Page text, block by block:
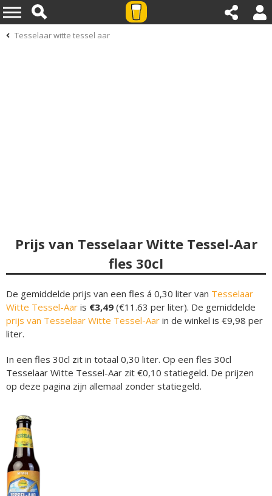
Tesselaar witte tessel aar
Prijs van Tesselaar Witte Tessel-Aar
fles 30cl
De gemiddelde prijs van een fles á 0,30 liter van Tesselaar
Witte Tessel-Aar is €3,49 (€11.63 per liter). De gemiddelde
prijs van Tesselaar Witte Tessel-Aar in de winkel is €9,98 per
liter.
In een fles 30cl zit in totaal 0,30 liter. Op een fles 30cl
Tesselaar Witte Tessel-Aar zit €0,10 statiegeld. De prijzen
op deze pagina zijn allemaal zonder statiegeld.